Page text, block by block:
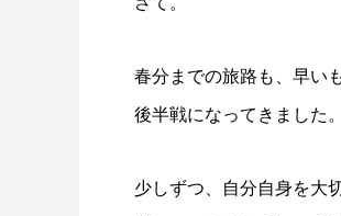
春分までの旅路も、早い
後半戦になってきました。
少しずつ、自分自身を大